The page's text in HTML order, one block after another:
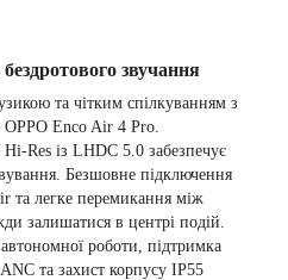
звучання
та чітким спілкуванням з
Enco Air 4 Pro.
Hi-Res із LHDC 5.0 забезпечує
Безшовне підключення
та легке перемикання між
залишатися в центрі подій.
роботи, підтримка
та захист корпусу IP55